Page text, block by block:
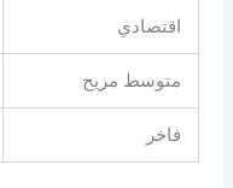
اقتصادي
متوسط مريح
فاخر